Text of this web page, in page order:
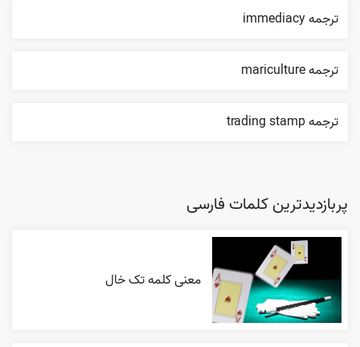
ترجمه immediacy
ترجمه mariculture
ترجمه trading stamp
پربازدیدترین کلمات فارسی
معنی کلمه تک خال